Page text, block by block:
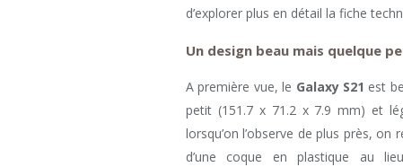
d’explorer plus en détail la fiche
Un design beau mais quelque
A première vue, le Galaxy S21 est
petit (151.7 x 71.2 x 7.9 mm) et
lorsqu’on l’observe de plus près, on
d’une coque en plastique au